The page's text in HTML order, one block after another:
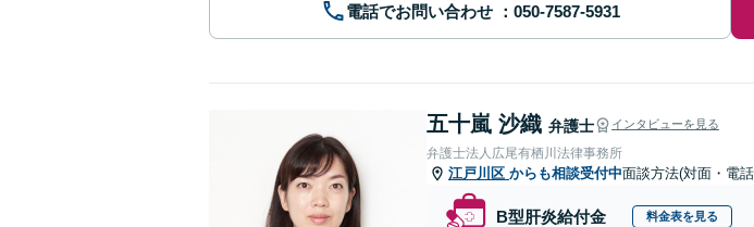
電話でお問い合わせ
五十嵐 沙織 弁護士 インタビューを見る
弁護士法人広尾有栖川法律事務所
江戸川区 からも相談受付中面談方法(対面・電
B型肝炎給付金 料金表を見る